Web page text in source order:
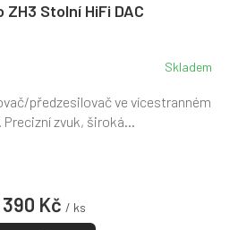
ZH3 Stolní HiFi DAC
Skladem
390 Kč / ks
předzesilovač ve vícestranném
Precizní zvuk, široká...